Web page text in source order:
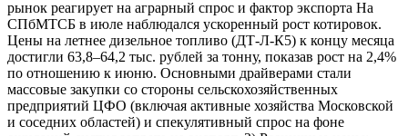
рынок реагирует на аграрный спрос и фактор экспорта На
СПбМТСБ в июле наблюдался ускоренный рост котировок.
Цены на летнее дизельное топливо (ДТ-Л-К5) к концу месяца
достигли 63,8–64,2 тыс. рублей за тонну, показав рост на 2,4%
по отношению к июню. Основными драйверами стали
массовые закупки со стороны сельскохозяйственных
предприятий ЦФО (включая активные хозяйства Московской
и соседних областей) и спекулятивный спрос на фоне